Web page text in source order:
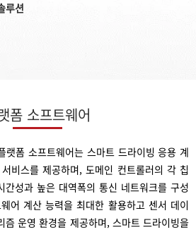
루션
폼 소프트웨어
랫폼 소프트웨어는 스마트 드라이빙 응용 계
비스를 제공하며, 도메인 컨트롤러의 각 칩
성과 높은 대역폭의 통신 네트워크를 구성
어 계산 능력을 최대한 활용하고 센서 데이
즘 운영 환경을 제공하며, 스마트 드라이빙을